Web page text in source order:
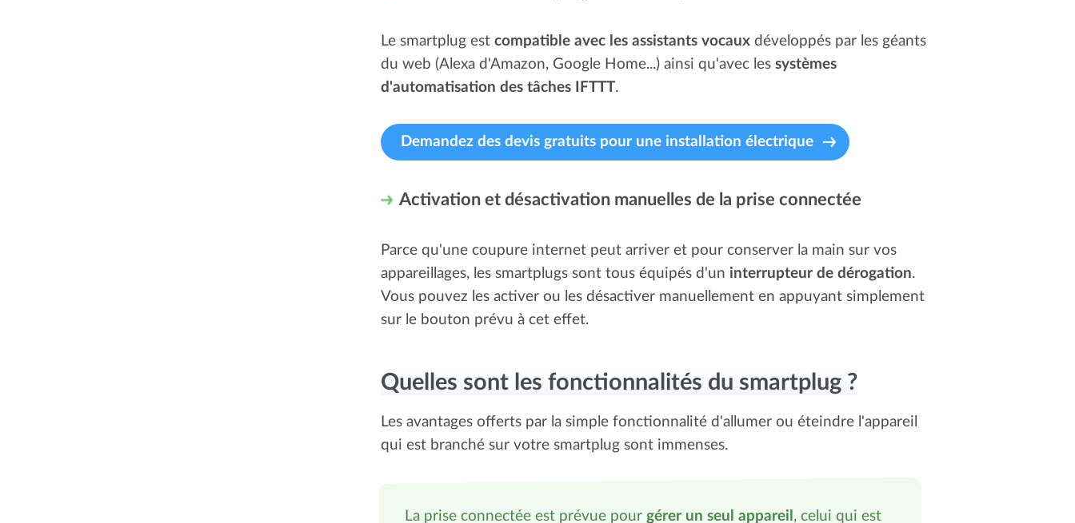
Le smartplug est compatible avec les assistants vocaux développés par les géants
du web (Alexa d'Amazon, Google Home...) ainsi qu'avec les systèmes
d'automatisation des tâches IFTTT.
Demandez des devis gratuits pour une installation électrique
Activation et désactivation manuelles de la prise connectée
Parce qu'une coupure internet peut arriver et pour conserver la main sur vos
appareillages, les smartplugs sont tous équipés d'un interrupteur de dérogation.
Vous pouvez les activer ou les désactiver manuellement en appuyant simplement
sur le bouton prévu à cet effet.
Quelles sont les fonctionnalités du smartplug ?
Les avantages offerts par la simple fonctionnalité d'allumer ou éteindre l'appareil
qui est branché sur votre smartplug sont immenses.
La prise connectée est prévue pour gérer un seul appareil , celui qui est